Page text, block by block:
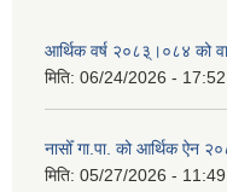
आर्थिक वर्ष २०८३्।०८४ को
मिति: 06/24/2026 - 17:52
नासोँ गा.पा. को आर्थिक ऐन
मिति: 05/27/2026 - 11:49